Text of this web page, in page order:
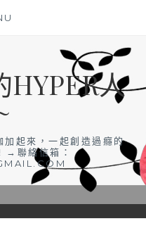
HYPER人
加起來，一起創造過癮的
→聯絡信箱：